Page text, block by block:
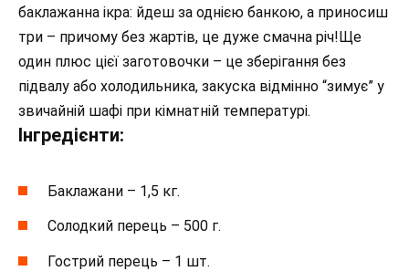
баклажанна ікра: йдеш за однією банкою, а приносиш
три – причому без жартів, це дуже смачна річ!Ще
один плюс цієї заготовочки – це зберігання без
підвалу або холодильника, закуска відмінно “зимує” у
звичайній шафі при кімнатній температурі.
Інгредієнти:
Баклажани – 1,5 кг.
Солодкий перець – 500 г.
Гострий перець – 1 шт.